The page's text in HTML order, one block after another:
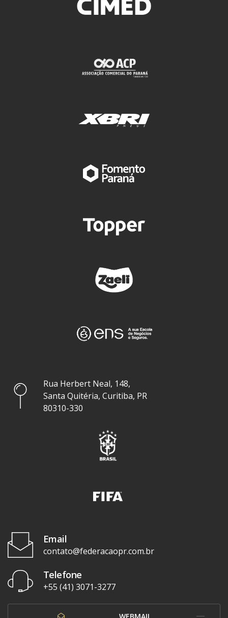
Rua Herbert Neal, 148,
Santa Quitéria, Curitiba, PR
80310-330
Email
contato@federacaopr.com.br
Telefone
+55 (41) 3071-3277
WEBMAIL